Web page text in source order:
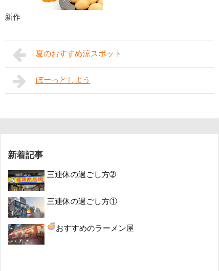
新作
夏のおすすめ涼スポット
ぼーっとしよう
新着記事
三連休の過ごし方➁
三連休の過ごし方①
おすすめのラーメン屋